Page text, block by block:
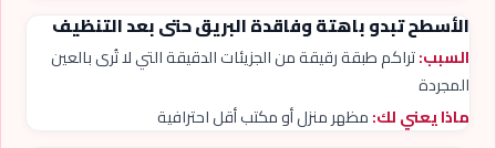
الأسطح تبدو باهتة وفاقدة البريق حتى بعد التنظيف
السبب:تراكم طبقة رقيقة من الجزيئات الدقيقة التي لا تُرى بالعين
المجردة
ماذا يعني لك:مظهر منزل أو مكتب أقل احترافية